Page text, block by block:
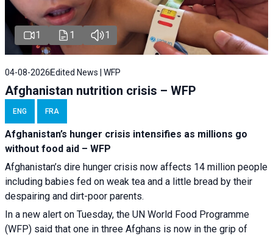
1 1 1
04-08-2026 Edited News | WFP
Afghanistan nutrition crisis – WFP
ENG FRA
Afghanistan’s hunger crisis intensifies as millions go
without food aid – WFP
Afghanistan’s dire hunger crisis now affects 14 million people
including babies fed on weak tea and a little bread by their
despairing and dirt-poor parents.
In a new alert on Tuesday, the UN World Food Programme
(WFP) said that one in three Afghans is now in the grip of